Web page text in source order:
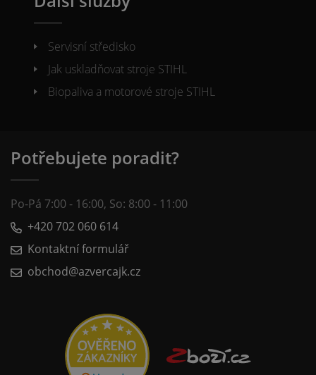
Servisní středisko
Jak uskladňovat stroje STIHL
Biopaliva a motorové stroje STIHL
Potřebujete poradit?
Po-Pá 7:00 - 16:00, So: 8:00 - 11:00
+420 702 060 614
Kontaktní formulář
obchod@azvercajk.cz